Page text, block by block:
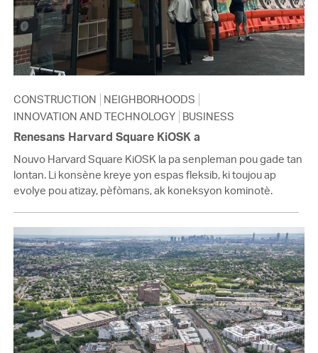
CONSTRUCTION
NEIGHBORHOODS
INNOVATION AND TECHNOLOGY BUSINESS
Renesans Harvard Square KiOSK a
Nouvo Harvard Square KiOSK la pa senpleman pou gade tan
lontan. Li konsène kreye yon espas fleksib, ki toujou ap
evolye pou atizay, pèfòmans, ak koneksyon kominotè.